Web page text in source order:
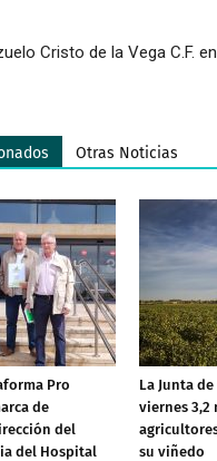
Cristo de la Vega C.F. en
Otras Noticias
Pro
de
del
del Hospital
La Junta
viernes 3,2
su viñedo